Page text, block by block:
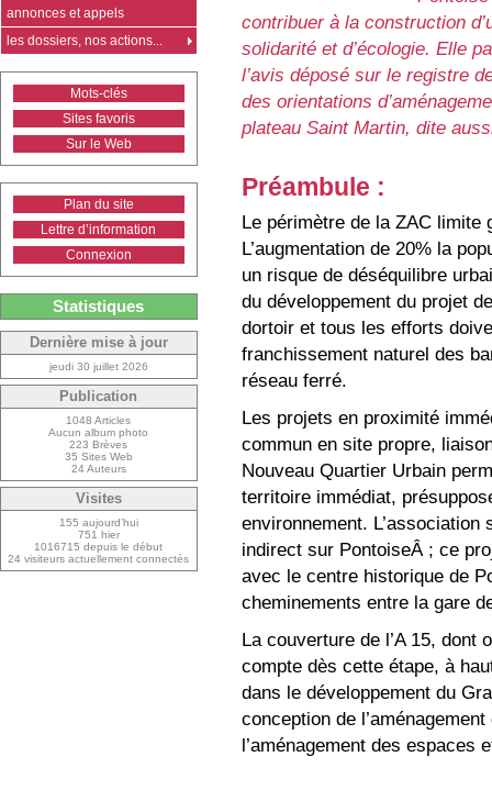
contribuer à la construction
solidarité et d’écologie. Elle
l’avis déposé sur le registre
des orientations
plateau Saint Martin, dite
Préambule :
Le périmètre de la ZAC limite
L’augmentation de 20% la
un risque de déséquilibre
du développement du projet
dortoir et tous les efforts
franchissement naturel des
réseau ferré.
Les projets en proximité
commun en site propre,
Nouveau Quartier Urbain
territoire immédiat,
environnement.
indirect sur PontoiseÂ ; ce
avec le centre historique de
cheminements entre la gare
La couverture de l’A 15, dont
compte dès cette étape, à
dans le développement du
conception de
l’aménagement des espaces
annonces et appels
les dossiers, nos actions...
Mots-clés
Sites favoris
Sur le Web
Plan du site
Lettre d’information
Connexion
Statistiques
Dernière mise à jour
jeudi 30 juillet 2026
Publication
1048 Articles
Aucun album photo
223 Brèves
35 Sites Web
24 Auteurs
Visites
155 aujourd’hui
751 hier
1016715 depuis le début
24 visiteurs actuellement connectés